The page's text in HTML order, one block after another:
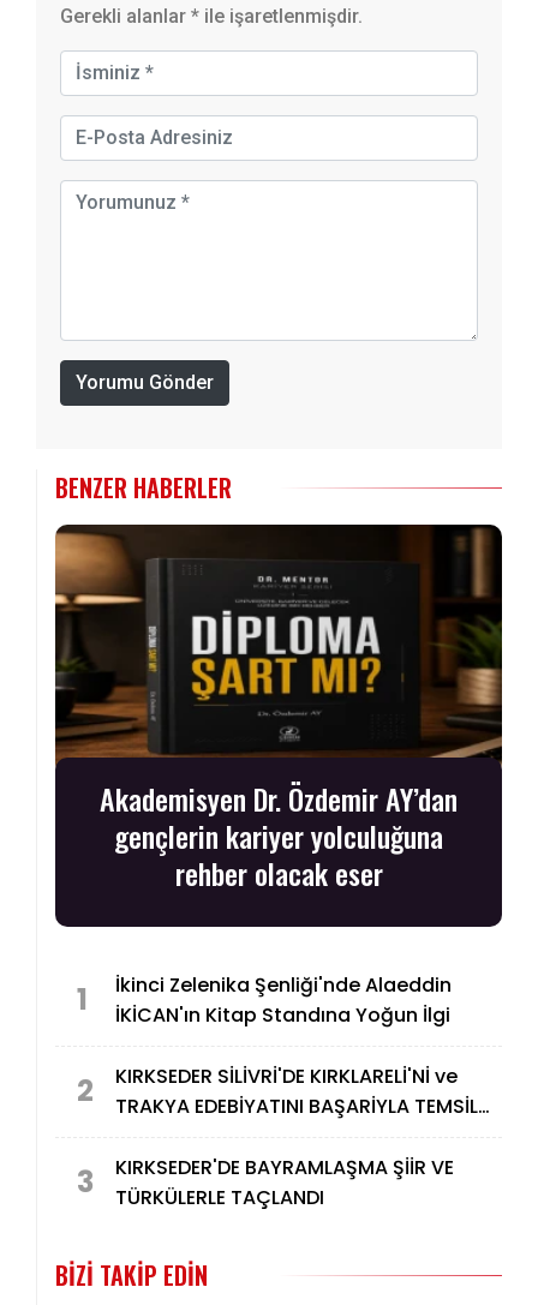
Gerekli alanlar * ile işaretlenmişdir.
Yorumu Gönder
BENZER HABERLER
Akademisyen Dr. Özdemir AY’dan
gençlerin kariyer yolculuğuna
rehber olacak eser
1
İkinci Zelenika Şenliği'nde Alaeddin
İKİCAN'ın Kitap Standına Yoğun İlgi
2
KIRKSEDER SİLİVRİ'DE KIRKLARELİ'Nİ ve
TRAKYA EDEBİYATINI BAŞARİYLA TEMSİL
3
KIRKSEDER'DE BAYRAMLAŞMA ŞİİR VE
TÜRKÜLERLE TAÇLANDI
BIZI TAKIP EDIN